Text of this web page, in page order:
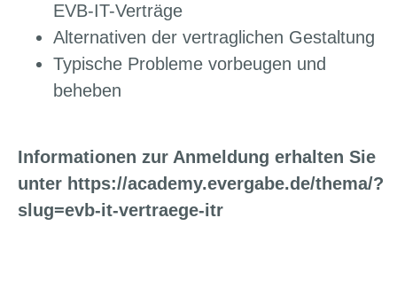
EVB-IT-Verträge
Alternativen der vertraglichen Gestaltung
Typische Probleme vorbeugen und
beheben
Informationen zur Anmeldung erhalten Sie
unter https://academy.evergabe.de/thema/?
slug=evb-it-vertraege-itr